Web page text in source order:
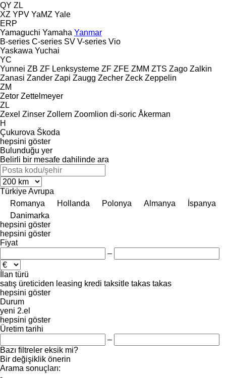
QY ZL
XZ YPV YaMZ Yale
ERP
Yamaguchi Yamaha Yanmar
B-series C-series SV V-series Vio
Yaskawa Yuchai
YC
Yunnei ZB ZF Lenksysteme ZF ZFE ZMM ZTS Zago Zalkin
Zanasi Zander Zapi Zaugg Zecher Zeck Zeppelin
ZM
Zetor Zettelmeyer
ZL
Zexel Zinser Zollern Zoomlion di-soric Åkerman
H
Çukurova Škoda
hepsini göster
Bulunduğu yer
Belirli bir mesafe dahilinde ara
TürkiyeAvrupa
Romanya
Hollanda Polonya Almanya
İspanya
Danimarka
hepsini göster
hepsini göster
Fiyat
–
İlan türü
satış üreticiden leasing kredi taksitle takas takas
hepsini göster
Durum
yeni 2.el
hepsini göster
Üretim tarihi
–
Bazı filtreler eksik mi?
Bir değişiklik önerin
Arama sonuçları: